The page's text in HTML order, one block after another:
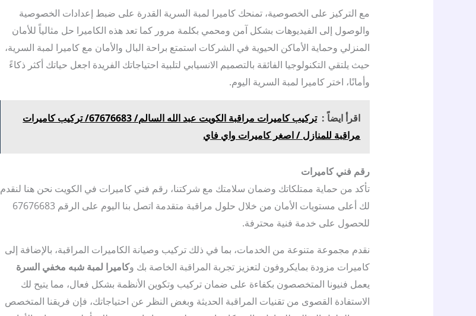
مع التركيز على الخصوصية، تمنحك كاميرا لمبة السرية القدرة على ضبط إعدادات الخصوصية
والوصول إلى الفيديوهات بشكل آمن ومحمي بكلمة مرور كما تعد هذه الكاميرا حل مثالياً للأمان
المنزلي وحماية الأماكن الحيوية في الشركات استمتع براحة البال والأمان مع كاميرا لمبة السرية،
حيث يلتقي التكنولوجيا الفائقة بالتصميم الانسيابي لتلبية احتياجاتك الفريدة اجعل حياتك أكثر ذكاءً
وأمانًا، اختر كاميرا لمبة السرية اليوم.
اقرأ ايضاً :
تركيب كاميرات مراقبة الكويت عبد الله السالم/ 67676683/ تركيب كاميرات
مراقبة للمنازل / اصغر كاميرات واي فاي
رقم فني كاميرات
تأكد من حماية ممتلكاتك وضمان سلامتك مع شركتنا، رقم فني كاميرات في الكويت نحن هنا لنقدم
لك أعلى مستويات الأمان من خلال حلول مراقبة متقدمة اتصل بنا اليوم على الرقم 67676683
للحصول على خدمة فنية محترفة.
نقدم مجموعة متنوعة من الخدمات، بما في ذلك تركيب وصيانة الكاميرات المراقبة، بالإضافة إلى
كاميرات مزودة بمايكروفون لتعزيز تجربة المراقبة الخاصة بك وكاميرا لمبة شبه مخفي السرة
يعمل فنيونا المتخصصون بكفاءة على ضمان تركيب وتكوين الأنظمة بشكل فعال، مما يتيح لك
الاستفادة القصوى من تقنيات المراقبة الحديثة وبغض النظر عن احتياجاتك، فإن فريقنا المتخصص